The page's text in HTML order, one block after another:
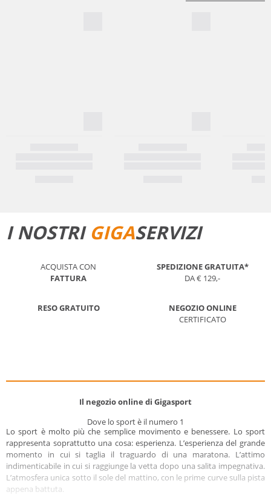
I NOSTRI GIGASERVIZI
ACQUISTA CON
FATTURA
SPEDIZIONE GRATUITA*
DA € 129,-
RESO GRATUITO
NEGOZIO ONLINE
CERTIFICATO
Il negozio online di Gigasport
Dove lo sport è il numero 1
Lo sport è molto più che semplice movimento e benessere. Lo sport
rappresenta soprattutto una cosa: esperienza. L’esperienza del grande
momento in cui si taglia il traguardo di una maratona. L’attimo
indimenticabile in cui si raggiunge la vetta dopo una salita impegnativa.
L’atmosfera unica sotto il sole del mattino, con le prime curve sulla pista
appena battuta.